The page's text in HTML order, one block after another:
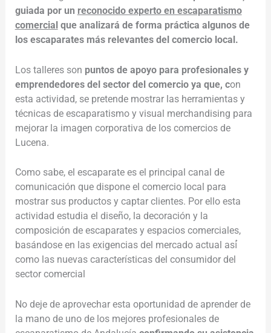
guiada por un reconocido experto en escaparatismo
comercial que analizará de forma práctica algunos de
los escaparates más relevantes del comercio local.
Los talleres son puntos de apoyo para profesionales y
emprendedores del sector del comercio ya que, con
esta actividad, se pretende mostrar las herramientas y
técnicas de escaparatismo y visual merchandising para
mejorar la imagen corporativa de los comercios de
Lucena.
Como sabe, el escaparate es el principal canal de
comunicación que dispone el comercio local para
mostrar sus productos y captar clientes. Por ello esta
actividad estudia el diseño, la decoración y la
composición de escaparates y espacios comerciales,
basándose en las exigencias del mercado actual así́
como las nuevas características del consumidor del
sector comercial
No deje de aprovechar esta oportunidad de aprender de
la mano de uno de los mejores profesionales de